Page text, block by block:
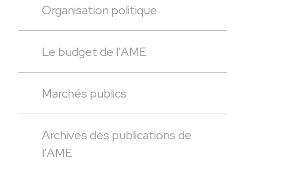
Organisation politique
Le budget de l'AME
Marchés publics
Archives des publications de
l'AME